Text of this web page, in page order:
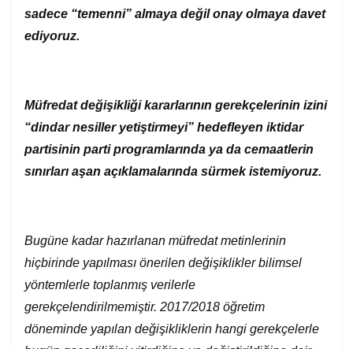
sadece “temenni” almaya değil onay olmaya davet
ediyoruz.
Müfredat değişikliği kararlarının gerekçelerinin izini
“dindar nesiller yetiştirmeyi” hedefleyen iktidar
partisinin parti programlarında ya da cemaatlerin
sınırları aşan açıklamalarında sürmek istemiyoruz.
Bugüne kadar hazırlanan müfredat metinlerinin
hiçbirinde yapılması önerilen değişiklikler bilimsel
yöntemlerle toplanmış verilerle
gerekçelendirilmemiştir. 2017/2018 öğretim
döneminde yapılan değişikliklerin hangi gerekçelerle